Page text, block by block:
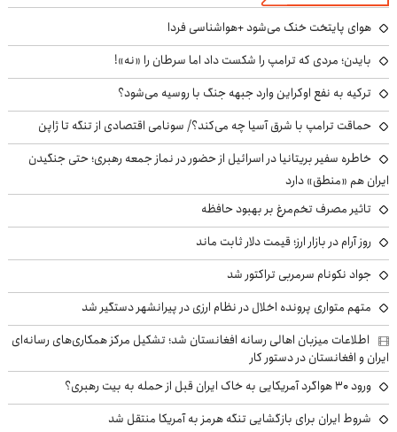
هوای پایتخت خنک می‌شود +هواشناسی فردا
بایدن؛ مردی که ترامپ را شکست داد اما سرطان را «نه»!
ترکیه به نفع اوکراین وارد جبهه جنگ با روسیه می‌شود؟
حماقت ترامپ با شرق آسیا چه می‌کند؟/ سونامی اقتصادی از تنگه تا ژاپن
خاطره سفیر بریتانیا در اسرائیل از حضور در نماز جمعه رهبری؛ حتی جنگیدن
ایران هم «منطق» دارد
تاثیر مصرف تخم‌مرغ بر بهبود حافظه
روز آرام در بازار ارز؛ قیمت دلار ثابت ماند
جواد نکونام سرمربی تراکتور شد
متهم متواری پرونده اخلال در نظام ارزی در پیرانشهر دستگیر شد
اطلاعات میزبان اهالی رسانه افغانستان شد؛ تشکیل مرکز همکاری‌های رسانه‌ای
ایران و افغانستان در دستور کار
ورود ۳۰ هواگرد آمریکایی به خاک ایران قبل از حمله به بیت رهبری؟
شروط ایران برای بازگشایی تنگه هرمز به آمریکا منتقل شد